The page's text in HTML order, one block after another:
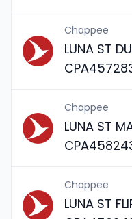
Chappee
LUNA ST
Chappee
LUNA ST
Chappee
LUNA ST